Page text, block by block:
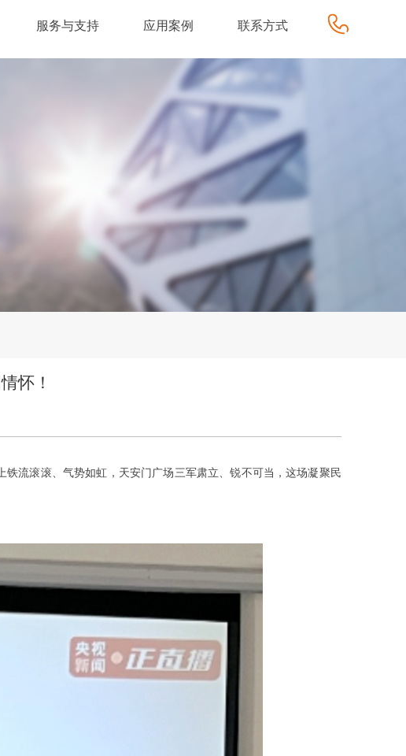
服务与支持 应用案例 联系方式
怀！
铁流滚滚、气势如虹，天安门广场三军肃立、锐不可当，这场凝聚民